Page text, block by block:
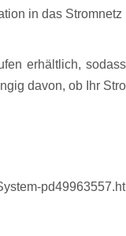
in das
erhältlich,
davon, ob Ihr